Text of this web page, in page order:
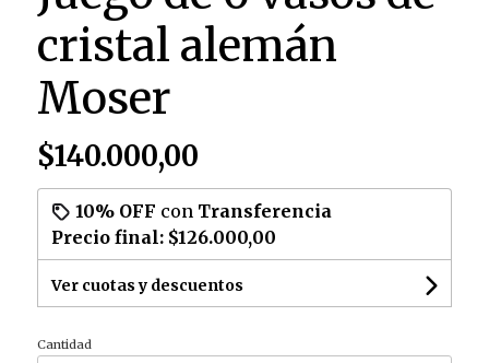
cristal alemán
Moser
$140.000,00
10% OFF con Transferencia
Precio final: $126.000,00
Ver cuotas y descuentos
Cantidad